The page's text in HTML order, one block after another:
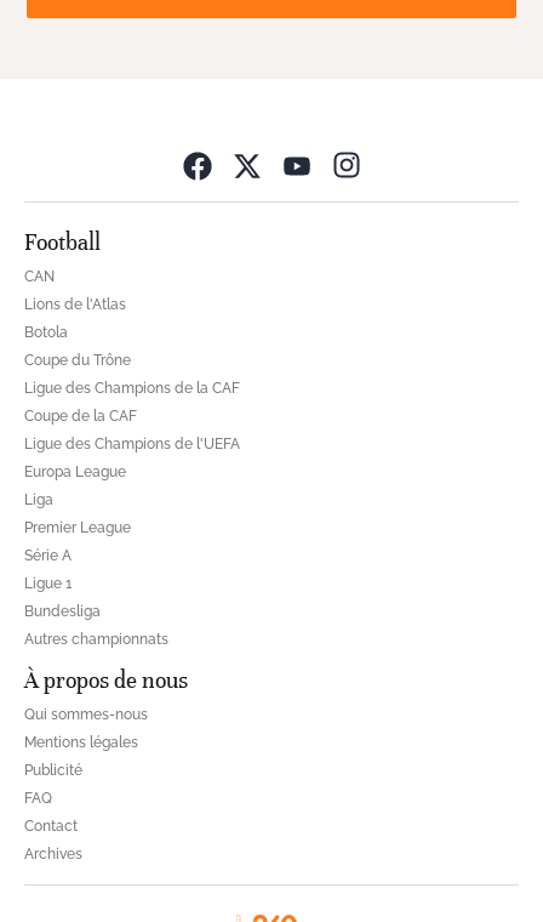
Football
CAN
Lions de l'Atlas
Botola
Coupe du Trône
Ligue des Champions de la CAF
Coupe de la CAF
Ligue des Champions de l'UEFA
Europa League
Liga
Premier League
Série A
Ligue 1
Bundesliga
Autres championnats
À propos de nous
Qui sommes-nous
Mentions légales
Publicité
FAQ
Contact
Archives